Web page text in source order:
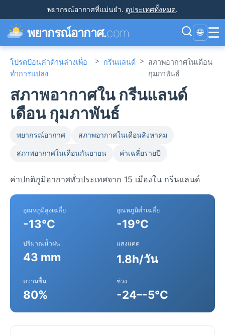
พยากรณ์อากาศที่แม่นยำ. ดูประเทศทั้งหมด.
พยากรณ์อากาศ.com 🌐 ☰
โปรดป้อนค่าด้านล่างเพื่อ
ทำการแปลง
> กรีนแลนด์ > สภาพอากาศในเดือน
กุมภาพันธ์
สภาพอากาศใน กรีนแลนด์
เดือน กุมภาพันธ์
พยากรณ์อากาศ สภาพอากาศในเดือนสิงหาคม
สภาพอากาศในเดือนกันยายน ค่าเฉลี่ยรายปี
ค่าปกติภูมิอากาศทั่วประเทศจาก 15 เมืองใน กรีนแลนด์
อุณหภูมิสูงเฉลี่ย
-13°C
อุณหภูมิต่ำเฉลี่ย
-19°C
ปริมาณน้ำฝน
43 mm
แสงแดด
1.8h/วัน
ความชื้น
80%
ช่วง
-24–-5°C